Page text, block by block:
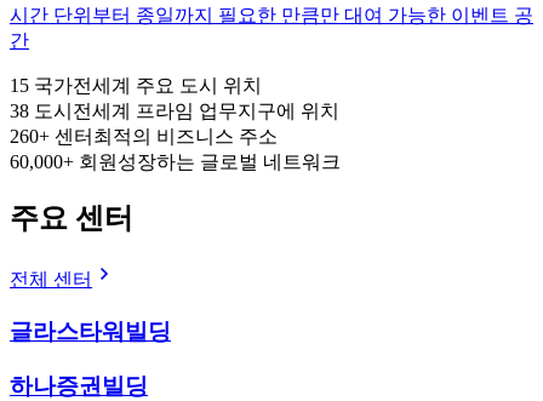
시간 단위부터 종일까지 필요한 만큼만 대여 가능한 이벤트 공
간
15 국가전세계 주요 도시 위치
38 도시 전세계 프라임 업무지구에 위치
260+ 센터 최적의 비즈니스 주소
60,000+ 회원 성장하는 글로벌 네트워크
주요 센터
전체 센터
글라스타워빌딩
하나증권빌딩